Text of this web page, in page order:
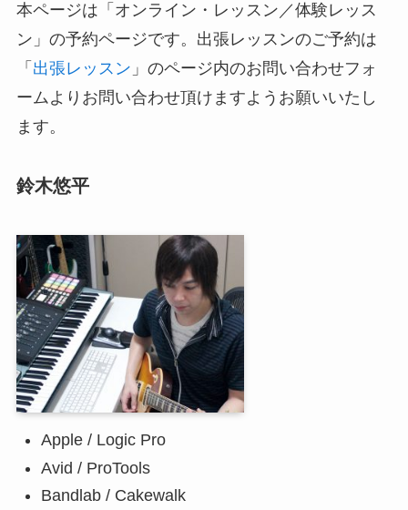
本ページは「オンライン・レッスン／体験レッス
ン」の予約ページです。出張レッスンのご予約は
「 出張レッスン 」のページ内のお問い合わせフォ
ームよりお問い合わせ頂けますようお願いいたし
ます。
鈴木悠平
Apple / Logic Pro
Avid / ProTools
Bandlab / Cakewalk